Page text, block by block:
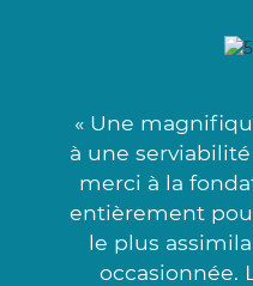
« Une
à une
merci à la
entièrement
le plus
occasionnée.